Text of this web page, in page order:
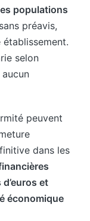
populations
préavis,
selon
aucun
peuvent
dans les
et
économique